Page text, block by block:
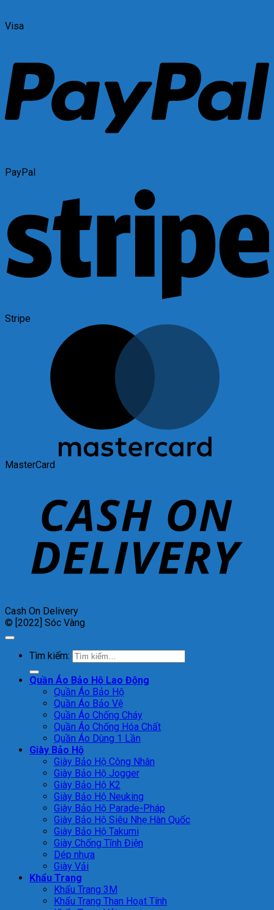
Visa
PayPal
Stripe
MasterCard
Cash On Delivery
© [2022] Sóc Vàng
Tìm kiếm:
Quần Áo Bảo Hộ Lao Động
Quần Áo Bảo Hộ
Quần Áo Bảo Vệ
Quần Áo Chống Cháy
Quần Áo Chống Hóa Chất
Quần Áo Dùng 1 Lần
Giày Bảo Hộ
Giày Bảo Hộ Công Nhân
Giày Bảo Hộ Jogger
Giày Bảo Hộ K2
Giày Bảo Hộ Neuking
Giày Bảo Hộ Parade-Pháp
Giày Bảo Hộ Siêu Nhẹ Hàn Quốc
Giày Bảo Hộ Takumi
Giày Chống Tĩnh Điện
Dép nhựa
Giày Vải
Khẩu Trang
Khẩu Trang 3M
Khẩu Trang Than Hoạt Tính